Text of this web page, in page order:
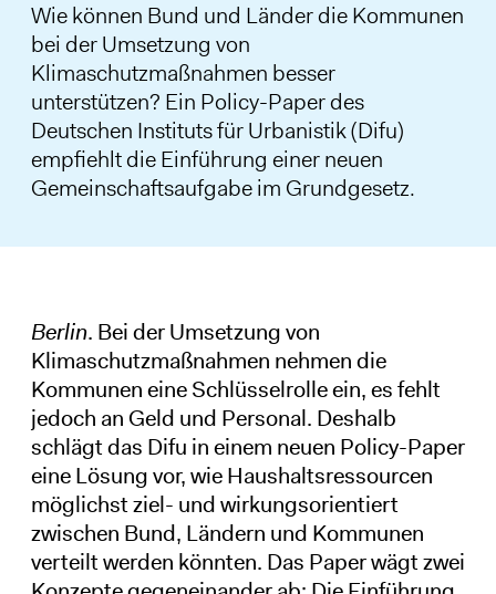
Wie können Bund und Länder die Kommunen
bei der Umsetzung von
Klimaschutzmaßnahmen besser
unterstützen? Ein Policy-Paper des
Deutschen Instituts für Urbanistik (Difu)
empfiehlt die Einführung einer neuen
Gemeinschaftsaufgabe im Grundgesetz.
Berlin. Bei der Umsetzung von
Klimaschutzmaßnahmen nehmen die
Kommunen eine Schlüsselrolle ein, es fehlt
jedoch an Geld und Personal. Deshalb
schlägt das Difu in einem neuen Policy-Paper
eine Lösung vor, wie Haushaltsressourcen
möglichst ziel- und wirkungsorientiert
zwischen Bund, Ländern und Kommunen
verteilt werden könnten. Das Paper wägt zwei